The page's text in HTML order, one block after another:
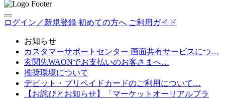
ログイン／新規登録 初めての方へ ご利用ガイド
お知らせ
カスタマーサポートセンター 画面共有サービスにつ…
玄関先WAONでお支払いのお客さまへ…
推奨環境について
デビット・プリペイドカードのご利用について…
【お詫びとお知らせ】「マーケットオーリアルブラ